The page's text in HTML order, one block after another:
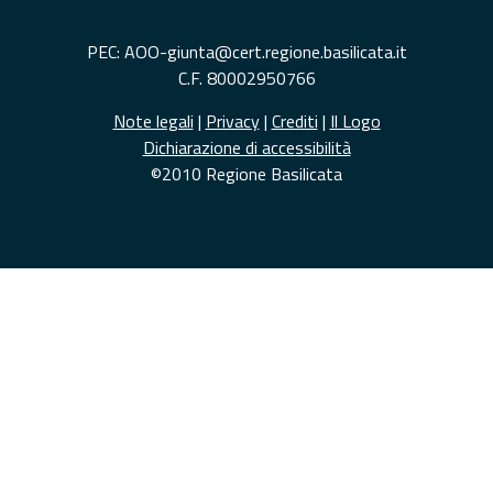
PEC: AOO-giunta@cert.regione.basilicata.it
C.F. 80002950766
Note legali | Privacy| Crediti | Il Logo
Dichiarazione di accessibilità
©2010 Regione Basilicata